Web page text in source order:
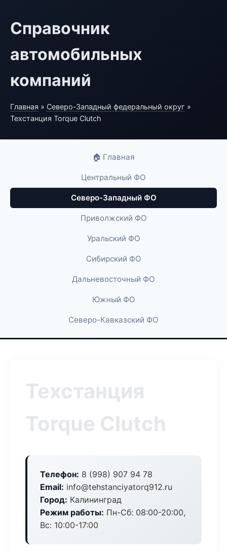
Справочник
автомобильных
компаний
Главная » Северо-Западный федеральный округ »
Техстанция Torque Clutch
🏠 Главная
Центральный ФО
Северо-Западный ФО
Приволжский ФО
Уральский ФО
Сибирский ФО
Дальневосточный ФО
Южный ФО
Северо-Кавказский ФО
Техстанция
Torque Clutch
Телефон: 8 (998) 907 94 78
Email: info@tehstanciyatorq912.ru
Город: Калининград
Режим работы: Пн-Сб: 08:00-20:00,
Вс: 10:00-17:00